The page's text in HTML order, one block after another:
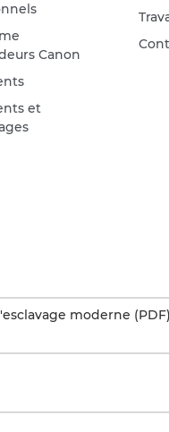
Canon
et
moderne (PDF)